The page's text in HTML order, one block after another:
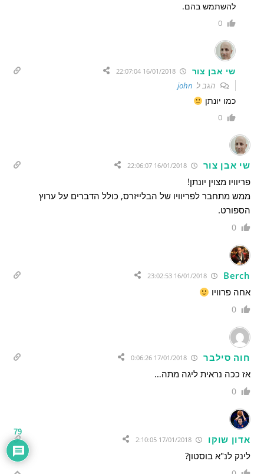
להשתמש בהם.
0
שי אבן צור 16/01/2018 22:07:04
הגב ל john
כמו יונתן
0
שי אבן צור 16/01/2018 22:06:07
פריוויו מצוין יונתן!
ממש מתחבר לפריוויו של הבלייזרס, כולל הדברים על ערוץ
הספורט.
0
Berch
אחה פרוויו
0
חוה סילבר
אז ככה נראית ליגה מתה…
0
אדון שוקו
לינק לנ"א בוסטון?
79